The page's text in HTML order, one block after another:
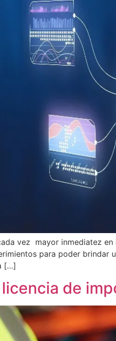
vez mayor inmediatez
para poder brindar
[…]
de